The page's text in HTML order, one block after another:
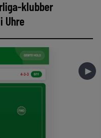
klubber
Uhre
►